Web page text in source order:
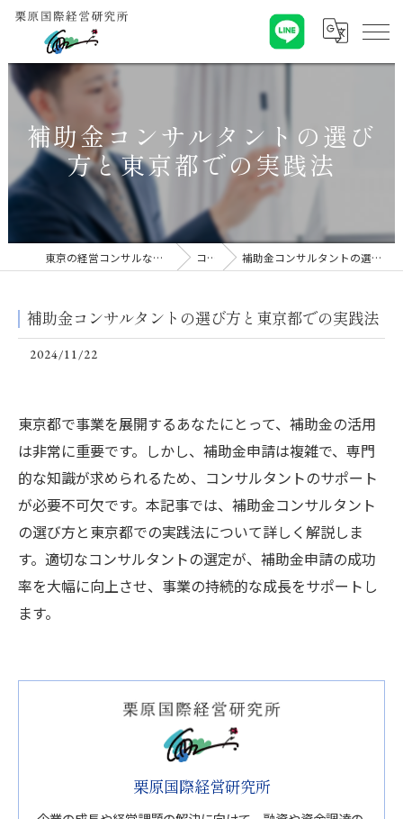
補助金コンサルタントの選び
方と東京都での実践法
東京の経営コンサルなら栗原国際経営研究所 コラム 補助金コンサルタントの選び方と東京都での実践法
補助金コンサルタントの選び方と東京都での実践法
2024/11/22
東京都で事業を展開するあなたにとって、補助金の活用
は非常に重要です。しかし、補助金申請は複雑で、専門
的な知識が求められるため、コンサルタントのサポート
が必要不可欠です。本記事では、補助金コンサルタント
の選び方と東京都での実践法について詳しく解説しま
す。適切なコンサルタントの選定が、補助金申請の成功
率を大幅に向上させ、事業の持続的な成長をサポートし
ます。
栗原国際経営研究所